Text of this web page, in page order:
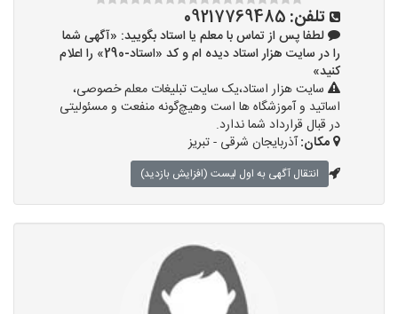
تلفن: 09217769485
لطفا پس از تماس با معلم یا استاد بگویید: «آگهی شما
را در سایت هزار استاد دیده ام و کد «استاد-290» را اعلام
کنید»
سایت هزار استاد،یک سایت تبلیغات معلم خصوصی،
اساتید و آموزشگاه ها است وهیچ‌گونه منفعت و مسئولیتی
در قبال قرارداد شما ندارد.
مکان:آذربایجان شرقی - تبریز
انتقال آگهی به اول لیست (افزایش بازدید)